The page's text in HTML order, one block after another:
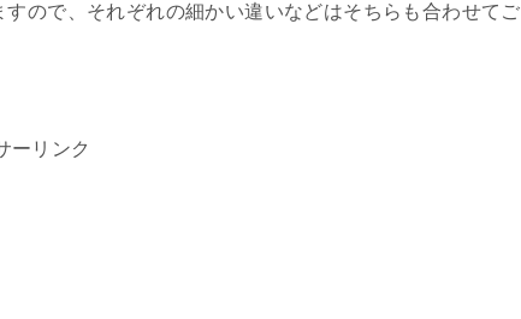
ので、それぞれの細かい違いなどはそちらも合わせてご
ーリンク